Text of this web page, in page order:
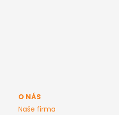
O NÁS
Naše firma